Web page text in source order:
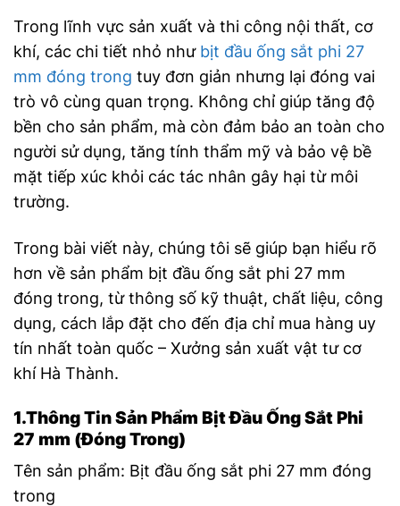
Trong lĩnh vực sản xuất và thi công nội thất, cơ
khí, các chi tiết nhỏ như bịt đầu ống sắt phi 27
mm đóng trong tuy đơn giản nhưng lại đóng vai
trò vô cùng quan trọng. Không chỉ giúp tăng độ
bền cho sản phẩm, mà còn đảm bảo an toàn cho
người sử dụng, tăng tính thẩm mỹ và bảo vệ bề
mặt tiếp xúc khỏi các tác nhân gây hại từ môi
trường.
Trong bài viết này, chúng tôi sẽ giúp bạn hiểu rõ
hơn về sản phẩm bịt đầu ống sắt phi 27 mm
đóng trong, từ thông số kỹ thuật, chất liệu, công
dụng, cách lắp đặt cho đến địa chỉ mua hàng uy
tín nhất toàn quốc – Xưởng sản xuất vật tư cơ
khí Hà Thành.
1.Thông Tin Sản Phẩm Bịt Đầu Ống Sắt Phi
27 mm (Đóng Trong)
Tên sản phẩm: Bịt đầu ống sắt phi 27 mm đóng
trong